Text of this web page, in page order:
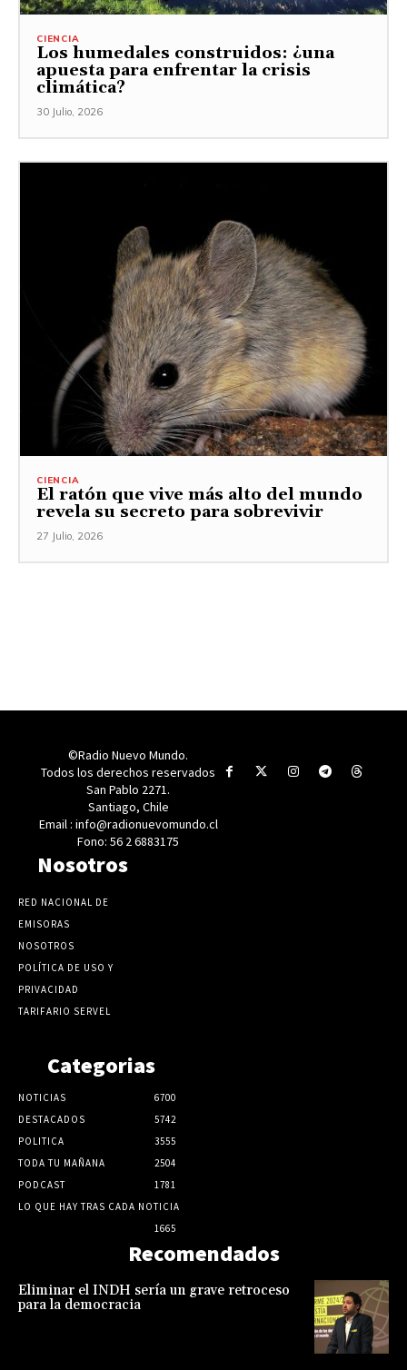
CIENCIA
Los humedales construidos: ¿una
apuesta para enfrentar la crisis
climática?
30 Julio, 2026
CIENCIA
El ratón que vive más alto del mundo
revela su secreto para sobrevivir
27 Julio, 2026
©Radio Nuevo Mundo.
Todos los derechos reservados
San Pablo 2271.
Santiago, Chile
Email : info@radionuevomundo.cl
Fono: 56 2 6883175
Nosotros
RED NACIONAL DE
EMISORAS
NOSOTROS
POLÍTICA DE USO Y
PRIVACIDAD
TARIFARIO SERVEL
Categorias
NOTICIAS
6700
DESTACADOS
5742
POLITICA
3555
TODA TU MAÑANA
2504
PODCAST
1781
LO QUE HAY TRAS CADA NOTICIA
1665
Recomendados
Eliminar el INDH sería un grave retroceso
para la democracia